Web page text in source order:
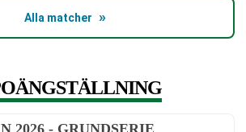
Alla matcher